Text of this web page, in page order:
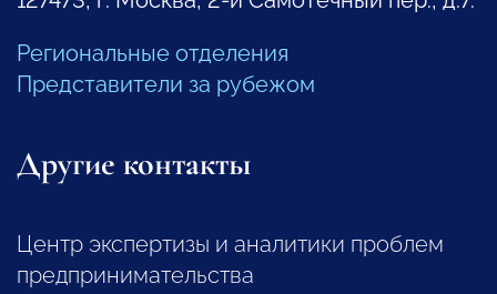
Региональные отделения
Представители за рубежом
Другие контакты
Центр экспертизы и аналитики проблем
предпринимательства